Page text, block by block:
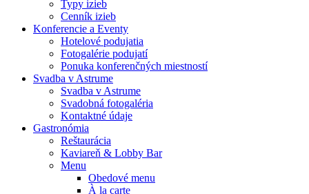
Typy izieb
Cenník izieb
Konferencie a Eventy
Hotelové podujatia
Fotogalérie podujatí
Ponuka konferenčných miestností
Svadba v Astrume
Svadba v Astrume
Svadobná fotogaléria
Kontaktné údaje
Gastronómia
Reštaurácia
Kaviareň & Lobby Bar
Menu
Obedové menu
À la carte